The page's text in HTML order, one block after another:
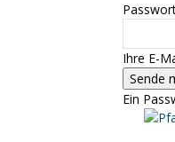
Ihre E-
Ein